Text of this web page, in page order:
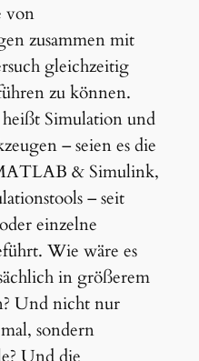
von
zusammen mit
gleichzeitig
zu können.
Simulation und
– seien es die
& Simulink,
– seit
einzelne
Wie wäre es
in größerem
Und nicht nur
sondern
Und die